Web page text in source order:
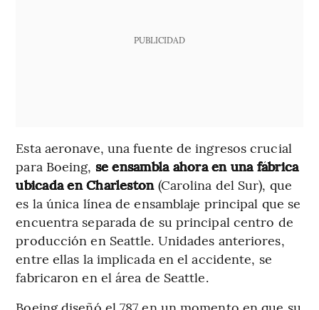
PUBLICIDAD
Esta aeronave, una fuente de ingresos crucial
para Boeing, se ensambla ahora en una fábrica
ubicada en Charleston(Carolina del Sur), que
es la única línea de ensamblaje principal que se
encuentra separada de su principal centro de
producción en Seattle. Unidades anteriores,
entre ellas la implicada en el accidente, se
fabricaron en el área de Seattle.
Boeing diseñó el 787 en un momento en que su